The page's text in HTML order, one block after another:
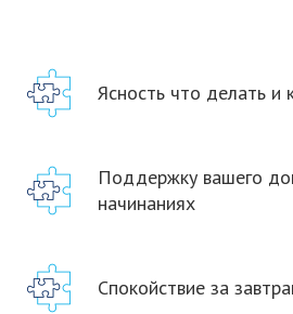
Ясность что делать и
Поддержку вашего
начинаниях
Спокойствие за